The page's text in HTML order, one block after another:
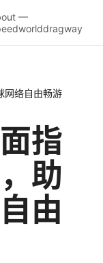
—
网络自由畅游
指
助
由